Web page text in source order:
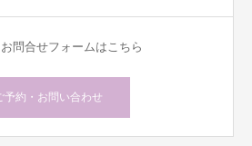
問合せフォームはこちら
予約・お問い合わせ